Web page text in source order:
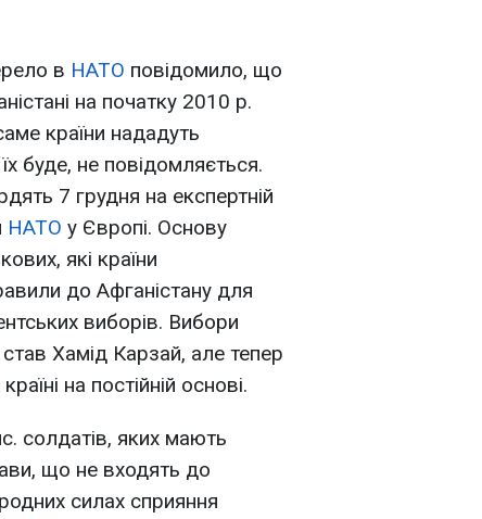
в НАТО повідомило, що
на початку 2010 р.
країни нададуть
буде, не повідомляється.
7 грудня на експертній
НАТО у Європі. Основу
які країни
до Афганістану для
виборів. Вибори
Хамід Карзай, але тепер
на постійній основі.
солдатів, яких мають
що не входять до
силах сприяння